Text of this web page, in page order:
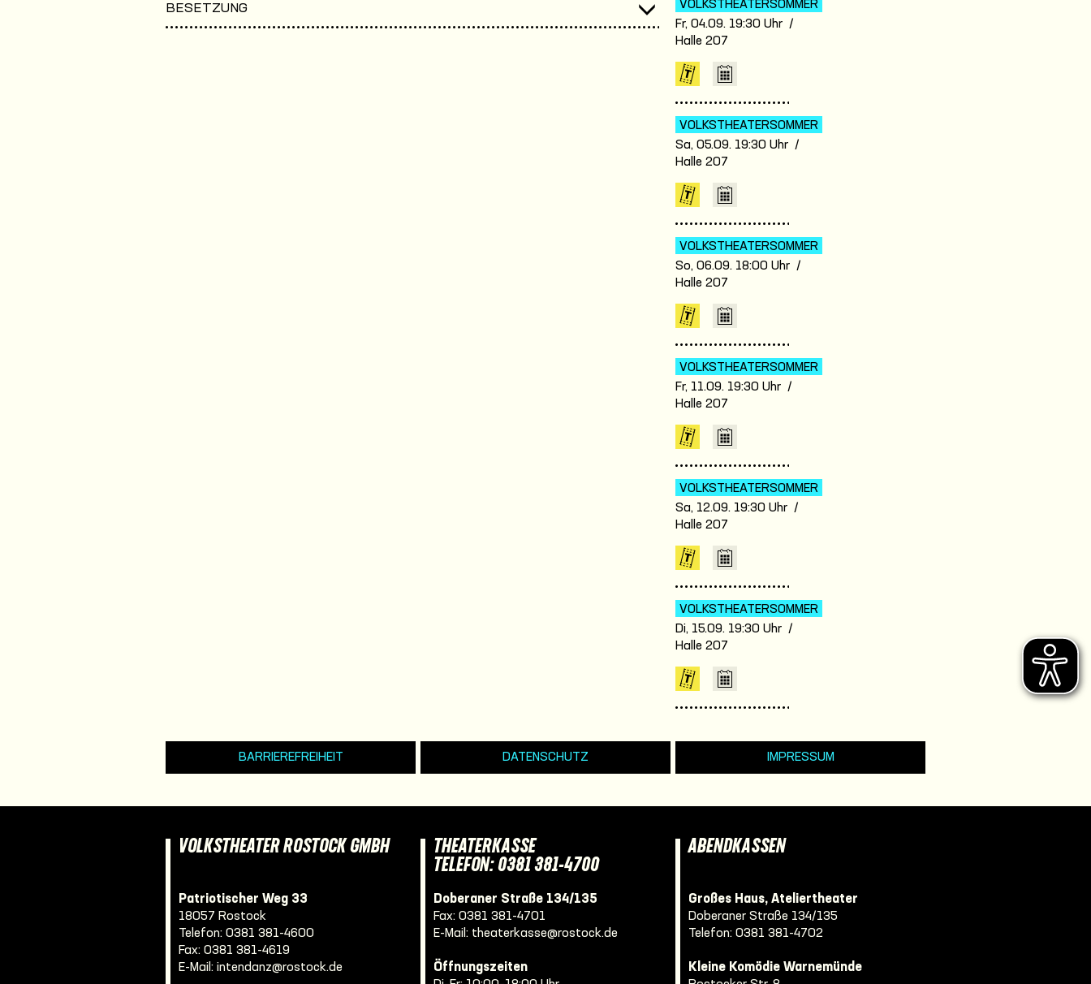
BESETZUNG
VOLKSTHEATER­SOMMER
Fr, 04.09. 19:30 Uhr /
Halle 207
VOLKSTHEATER­SOMMER
Sa, 05.09. 19:30 Uhr /
Halle 207
VOLKSTHEATER­SOMMER
So, 06.09. 18:00 Uhr /
Halle 207
VOLKSTHEATER­SOMMER
Fr, 11.09. 19:30 Uhr /
Halle 207
VOLKSTHEATER­SOMMER
Sa, 12.09. 19:30 Uhr /
Halle 207
VOLKSTHEATER­SOMMER
Di, 15.09. 19:30 Uhr /
Halle 207
BARRIEREFREIHEIT DATENSCHUTZ IMPRESSUM
VOLKSTHEATER ROSTOCK GMBH
Patriotischer Weg 33
18057 Rostock
Telefon: 0381 381-4600
Fax: 0381 381-4619
E-Mail: intendanz@rostock.de
THEATERKASSE
TELEFON: 0381 381-4700
Doberaner Straße 134/135
Fax: 0381 381-4701
E-Mail: theaterkasse@rostock.de
Öffnungszeiten
ABENDKASSEN
Großes Haus, Ateliertheater
Doberaner Straße 134/135
Telefon: 0381 381-4702
Kleine Komödie Warnemünde